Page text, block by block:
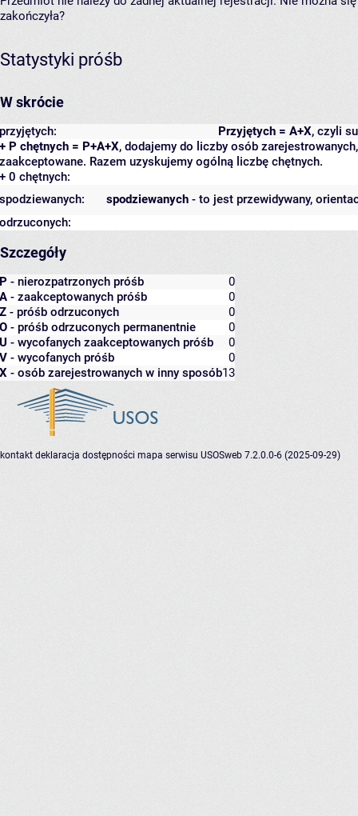
zakończyła?
Statystyki próśb
W skrócie
Przyjętych = A+X, czyli
przyjętych:
+ P chętnych = P+A+X, dodajemy do liczby osób
zaakceptowane. Razem uzyskujemy ogólną liczbę chętnych.
+ 0 chętnych:
spodziewanych - to jest przewidywany,
spodziewanych:
odrzuconych:
Szczegóły
P - nierozpatrzonych próśb
0
A - zaakceptowanych próśb
0
Z - próśb odrzuconych
0
O - próśb odrzuconych permanentnie
0
U - wycofanych zaakceptowanych próśb
0
V - wycofanych próśb
0
X - osób zarejestrowanych w inny sposób13
kontakt deklaracja dostępności mapa serwisu USOSweb 7.2.0.0-6 (2025-09-29)